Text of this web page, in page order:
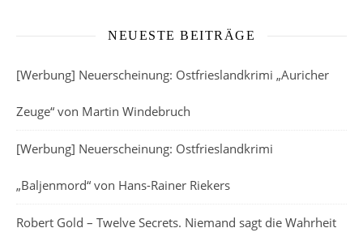
NEUESTE BEITRÄGE
[Werbung] Neuerscheinung: Ostfrieslandkrimi „Auricher
Zeuge“ von Martin Windebruch
[Werbung] Neuerscheinung: Ostfrieslandkrimi
„Baljenmord“ von Hans-Rainer Riekers
Robert Gold – Twelve Secrets. Niemand sagt die Wahrheit